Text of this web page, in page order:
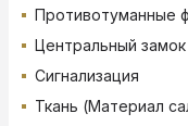
Противотуманные
Центральный замок
Сигнализация
Ткань (Материал